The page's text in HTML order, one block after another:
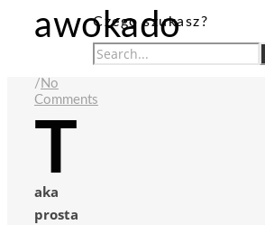
awokado
/ No
Comments
T
aka
prosta
Czego szukasz?